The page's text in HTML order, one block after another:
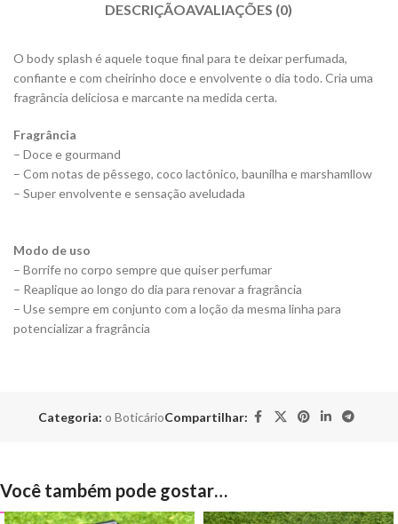
DESCRIÇÃOAVALIAÇÕES (0)
O body splash é aquele toque final para te deixar perfumada,
confiante e com cheirinho doce e envolvente o dia todo. Cria uma
fragrância deliciosa e marcante na medida certa.
Fragrância
– Doce e gourmand
– Com notas de pêssego, coco lactônico, baunilha e marshamllow
– Super envolvente e sensação aveludada
Modo de uso
– Borrife no corpo sempre que quiser perfumar
– Reaplique ao longo do dia para renovar a fragrância
– Use sempre em conjunto com a loção da mesma linha para
potencializar a fragrância
Categoria: o BoticárioCompartilhar:
Você também pode gostar…